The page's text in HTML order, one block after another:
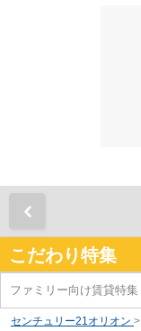
こだわり特集
ファミリー向け賃貸特集
センチュリー21オリオン >